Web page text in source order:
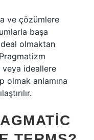
ve çözümlere
başa
olmaktan
veya ideallere
olmak anlamına